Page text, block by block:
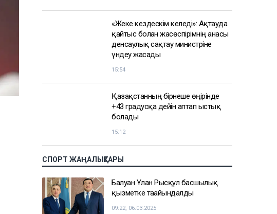
ҚАЗІР ОҚЫЛЫП ЖАТЫР
Желіде балағат сөз айтып, әдепсіз
видео жариялаған блогер жауапқа
ФИФА басшысы Инфантино
көңілдесі болуы мүмкін әйелге
айыпталды
«Жеке кездескім келеді»: Ақтауда
қайтыс болған жасөспірімнің анасы
денсаулық сақтау министріне
үндеу жасады